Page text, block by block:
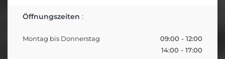
Öffnungszeiten :
Montag bis Donnerstag
09:00 - 12:00
14:00 - 17:00